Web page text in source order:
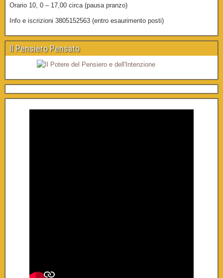
Orario 10, 0 – 17,00 circa (pausa pranzo)
Info e iscrizioni 3805152563 (entro esaurimento posti)
Il Pensiero Pensato